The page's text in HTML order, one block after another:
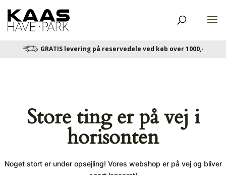
GRATIS levering på reservedele ved køb over 1000,-
Store ting er på vej i
horisonten
Noget stort er under opsejling! Vores webshop er på vej og bliver